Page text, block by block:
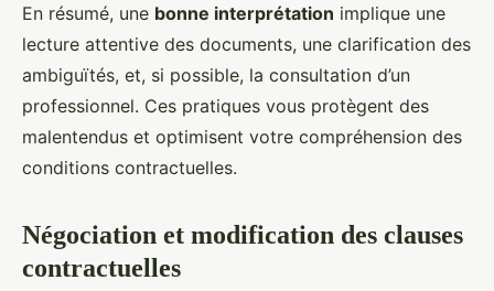
En résumé, une bonne interprétation implique une
lecture attentive des documents, une clarification des
ambiguïtés, et, si possible, la consultation d’un
professionnel. Ces pratiques vous protègent des
malentendus et optimisent votre compréhension des
conditions contractuelles.
Négociation et modification des clauses
contractuelles